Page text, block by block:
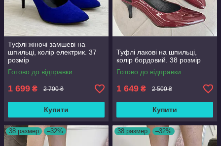
Туфлі жіночі замшеві на
шпильці, колір електрик. 37
розмір
Готово до відправки
1 699 ₴ 2 700 ₴
Купити
Туфлі лакові на шпильці,
колір бордовий. 38 розмір
Готово до відправки
1 649 ₴ 2 500 ₴
Купити
38 размер –32% 38 размер –32%